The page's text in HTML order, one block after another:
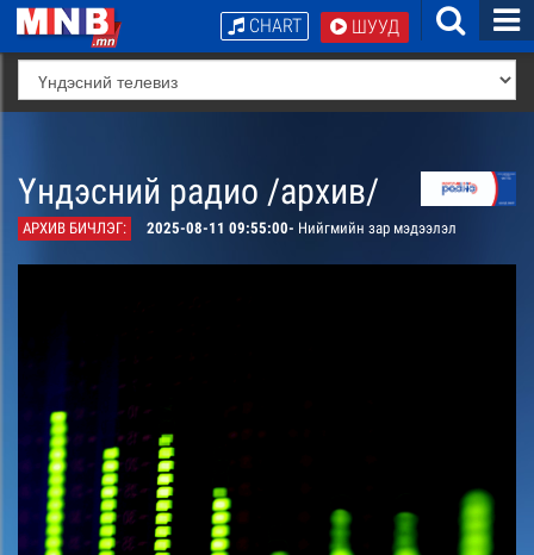
ШУУД
CHART
Үндэсний радио /архив/
АРХИВ БИЧЛЭГ: 2025-08-11 09:55:00- Нийгмийн зар мэдээлэл